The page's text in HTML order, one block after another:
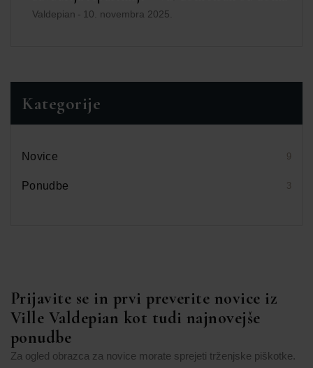
Valdepian - 10. novembra 2025.
Kategorije
Novice 9
Ponudbe 3
Prijavite se in prvi preverite novice iz
Ville Valdepian kot tudi najnovejše
ponudbe
Za ogled obrazca za novice morate sprejeti trženjske piškotke.